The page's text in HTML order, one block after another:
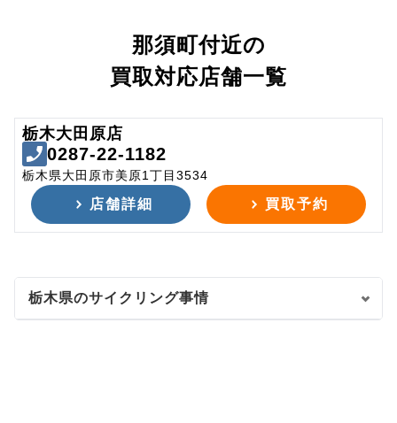
那須町付近の
買取対応店舗一覧
栃木大田原店
0287-22-1182
栃木県大田原市美原1丁目3534
店舗詳細 買取予約
栃木県のサイクリング事情